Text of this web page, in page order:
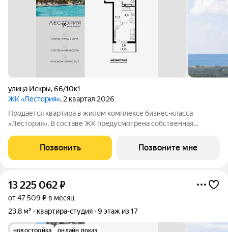
улица Искры,66/10к1
ЖК «Лестория», 2 квартал 2026
Продается квартира в жилом комплексе бизнес-класса
«Лестория». В составе ЖК предусмотрена собственная
подогреваемыми бассейнами, что соответствуют стандартам
бизнес-класса. Аквазона объединяет взрослый и
Позвонить Позвоните мне
13 225 062₽
от 47 509 ₽ в месяц
23,8 м²
квартира-студия 9 этаж из 17
новостройка онлайн показ